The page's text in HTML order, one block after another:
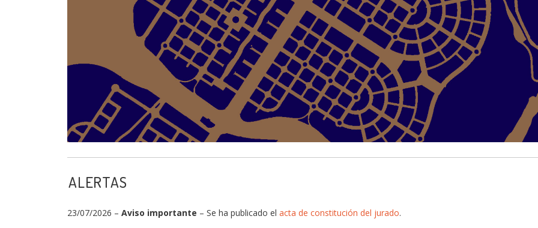
ALERTAS
23/07/2026 – Aviso importante – Se ha publicado el acta de constitución del jurado.